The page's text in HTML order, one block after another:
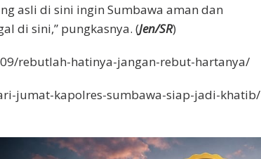
asli di sini ingin Sumbawa aman dan
di sini,” pungkasnya. (Jen/SR)
rebutlah-hatinya-jangan-rebut-hartanya/
jumat-kapolres-sumbawa-siap-jadi-khatib/